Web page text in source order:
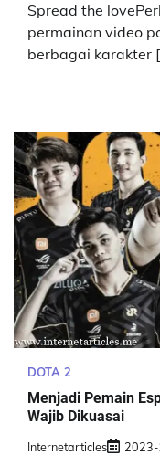
Spread the
permainan video
berbagai karakter
DOTA 2
Menjadi Pemain
Wajib Dikuasai
Internetarticles